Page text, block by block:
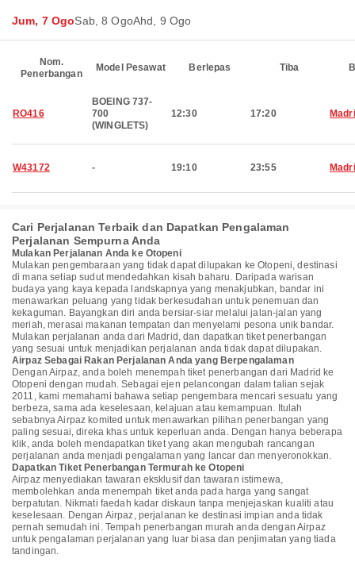
Jum, 7 OgoSab, 8 OgoAhd, 9 Ogo
Nom.
Penerbangan
Model Pesawat Berlepas Tiba
RO416
BOEING 737-
700
(WINGLETS)
12:30 17:20
W43172 - 19:10 23:55
Cari Perjalanan Terbaik dan Dapatkan Pengalaman
Perjalanan Sempurna Anda
Mulakan Perjalanan Anda ke Otopeni
Mulakan pengembaraan yang tidak dapat dilupakan ke Otopeni, destinasi
di mana setiap sudut mendedahkan kisah baharu. Daripada warisan
budaya yang kaya kepada landskapnya yang menakjubkan, bandar ini
menawarkan peluang yang tidak berkesudahan untuk penemuan dan
kekaguman. Bayangkan diri anda bersiar-siar melalui jalan-jalan yang
meriah, merasai makanan tempatan dan menyelami pesona unik bandar.
Mulakan perjalanan anda dari Madrid, dan dapatkan tiket penerbangan
yang sesuai untuk menjadikan perjalanan anda tidak dapat dilupakan.
Airpaz Sebagai Rakan Perjalanan Anda yang Berpengalaman
Dengan Airpaz, anda boleh menempah tiket penerbangan dari Madrid ke
Otopeni dengan mudah. Sebagai ejen pelancongan dalam talian sejak
2011, kami memahami bahawa setiap pengembara mencari sesuatu yang
berbeza, sama ada keselesaan, kelajuan atau kemampuan. Itulah
sebabnya Airpaz komited untuk menawarkan pilihan penerbangan yang
paling sesuai, direka khas untuk keperluan anda. Dengan hanya beberapa
klik, anda boleh mendapatkan tiket yang akan mengubah rancangan
perjalanan anda menjadi pengalaman yang lancar dan menyeronokkan.
Dapatkan Tiket Penerbangan Termurah ke Otopeni
Airpaz menyediakan tawaran eksklusif dan tawaran istimewa,
membolehkan anda menempah tiket anda pada harga yang sangat
berpatutan. Nikmati faedah kadar diskaun tanpa menjejaskan kualiti atau
keselesaan. Dengan Airpaz, perjalanan ke destinasi impian anda tidak
pernah semudah ini. Tempah penerbangan murah anda dengan Airpaz
untuk pengalaman perjalanan yang luar biasa dan penjimatan yang tiada
tandingan.